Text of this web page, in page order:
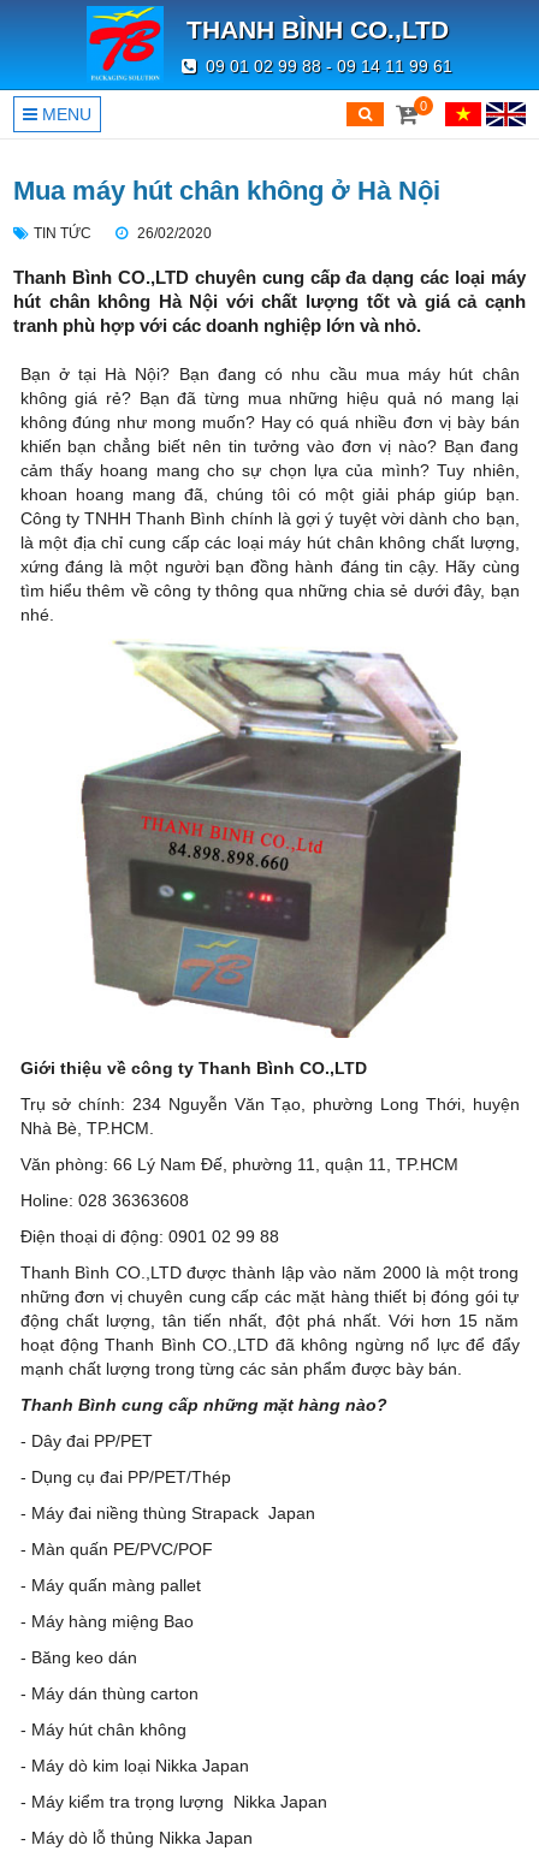
THANH BÌNH CO.,LTD
09 01 02 99 88 - 09 14 11 99 61
MENU 0
Mua máy hút chân không ở Hà Nội
TIN TỨC 26/02/2020
Thanh Bình CO.,LTD chuyên cung cấp đa dạng các loại máy
hút chân không Hà Nội với chất lượng tốt và giá cả cạnh
tranh phù hợp với các doanh nghiệp lớn và nhỏ.
Bạn ở tại Hà Nội? Bạn đang có nhu cầu mua máy hút chân
không giá rẻ? Bạn đã từng mua những hiệu quả nó mang lại
không đúng như mong muốn? Hay có quá nhiều đơn vị bày bán
khiến bạn chẳng biết nên tin tưởng vào đơn vị nào? Bạn đang
cảm thấy hoang mang cho sự chọn lựa của mình? Tuy nhiên,
khoan hoang mang đã, chúng tôi có một giải pháp giúp bạn.
Công ty TNHH Thanh Bình chính là gợi ý tuyệt vời dành cho bạn,
là một địa chỉ cung cấp các loại máy hút chân không chất lượng,
xứng đáng là một người bạn đồng hành đáng tin cậy. Hãy cùng
tìm hiểu thêm về công ty thông qua những chia sẻ dưới đây, bạn
nhé.
Giới thiệu về công ty Thanh Bình CO.,LTD
Trụ sở chính: 234 Nguyễn Văn Tạo, phường Long Thới, huyện
Nhà Bè, TP.HCM.
Văn phòng: 66 Lý Nam Đế, phường 11, quận 11, TP.HCM
Holine: 028 36363608
Điện thoại di động: 0901 02 99 88
Thanh Bình CO.,LTD được thành lập vào năm 2000 là một trong
những đơn vị chuyên cung cấp các mặt hàng thiết bị đóng gói tự
động chất lượng, tân tiến nhất, đột phá nhất. Với hơn 15 năm
hoạt động Thanh Bình CO.,LTD đã không ngừng nổ lực để đẩy
mạnh chất lượng trong từng các sản phẩm được bày bán.
Thanh Bình cung cấp những mặt hàng nào?
- Dây đai PP/PET
- Dụng cụ đai PP/PET/Thép
- Máy đai niềng thùng Strapack Japan
- Màn quấn PE/PVC/POF
- Máy quấn màng pallet
- Máy hàng miệng Bao
- Băng keo dán
- Máy dán thùng carton
- Máy hút chân không
- Máy dò kim loại Nikka Japan
- Máy kiểm tra trọng lượng Nikka Japan
- Máy dò lỗ thủng Nikka Japan